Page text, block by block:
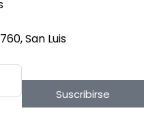
San Luis
Suscribirse